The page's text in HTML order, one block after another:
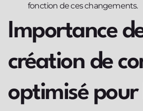
fonction de ces changements.
Importance
création de
optimisé pour